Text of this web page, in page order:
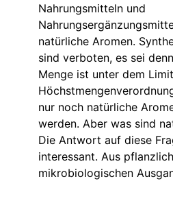
Nahrungsmitteln und
natürliche Aromen.
sind verboten, es sei
Menge ist unter dem
nur noch natürliche
werden. Aber was sind
Die Antwort auf diese
interessant. Aus
mikrobiologischen